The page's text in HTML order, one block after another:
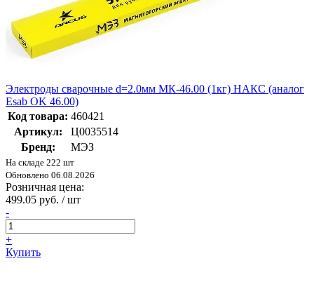
Электроды сварочные d=2.0мм МК-46.00 (1кг) НАКС (аналог
Esab OK 46.00)
Код товара: 460421
Артикул:
Ц0035514
Бренд:
МЭЗ
На складе 222 шт
Обновлено 06.08.2026
Розничная цена:
499.05 руб. / шт
-
+
Купить